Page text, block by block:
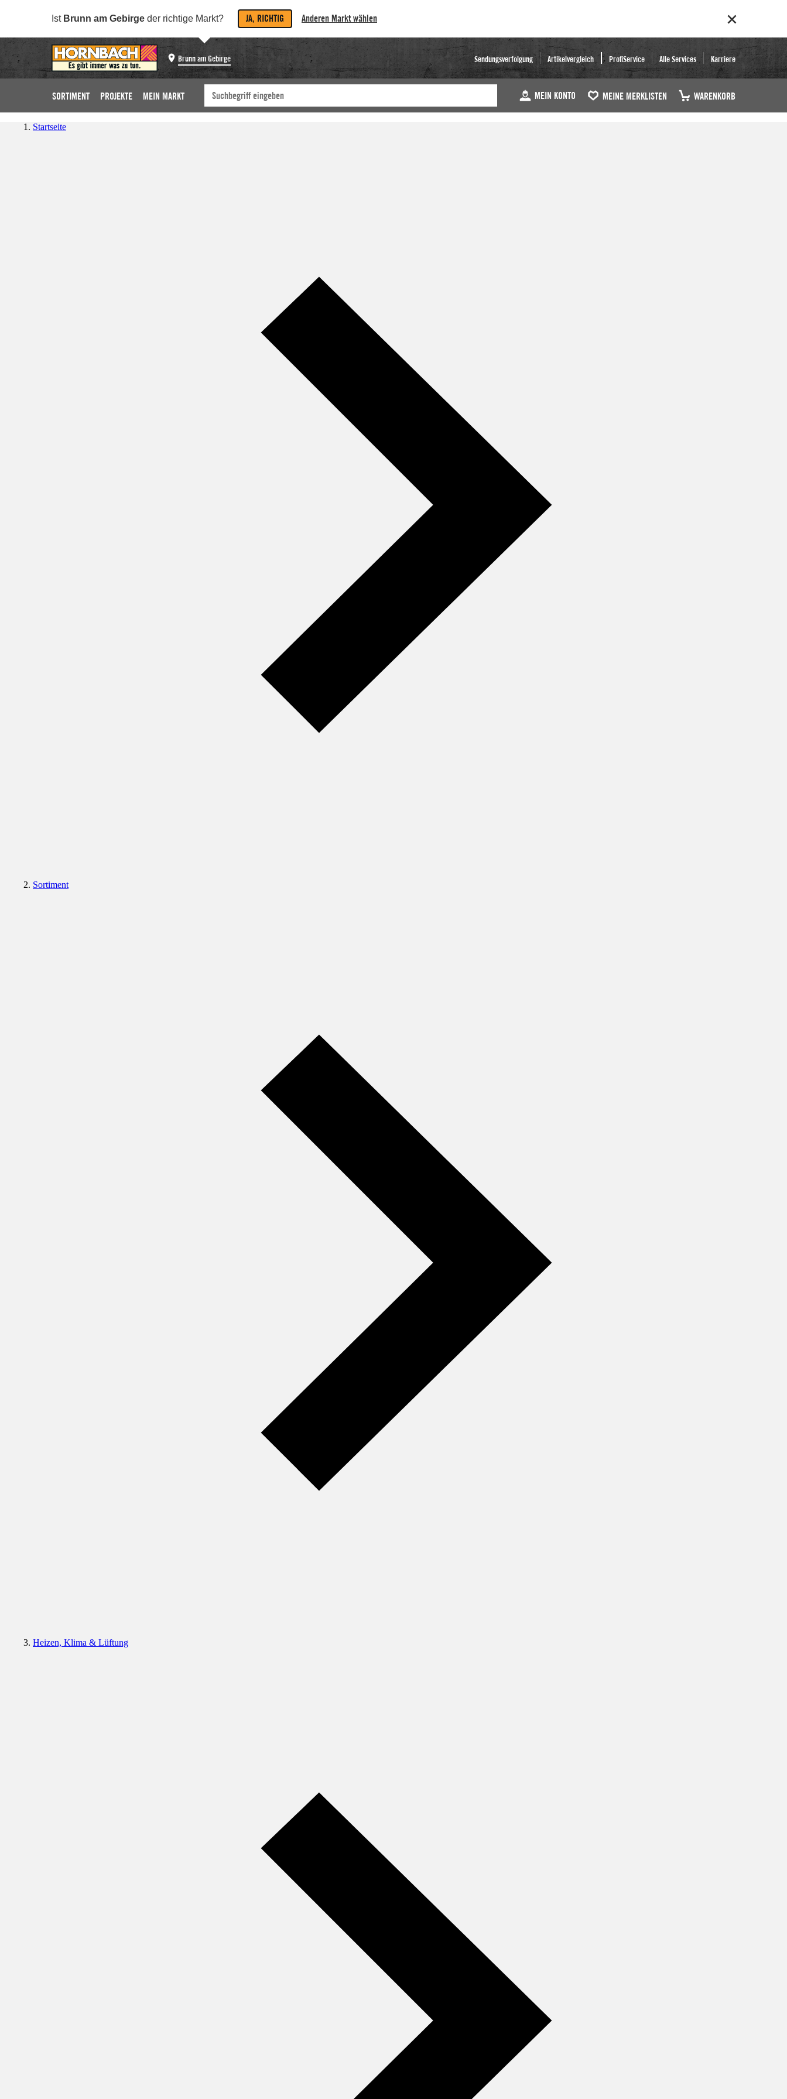
Ist Brunn am Gebirge der richtige Markt? JA, RICHTIG Anderen Markt wählen
Brunn am Gebirge Sendungsverfolgung Artikelvergleich ProfiService Alle Services Karriere
SORTIMENT PROJEKTE MEIN MARKT MEIN KONTO MEINE MERKLISTEN WARENKORB
Startseite
Sortiment
Heizen, Klima & Lüftung